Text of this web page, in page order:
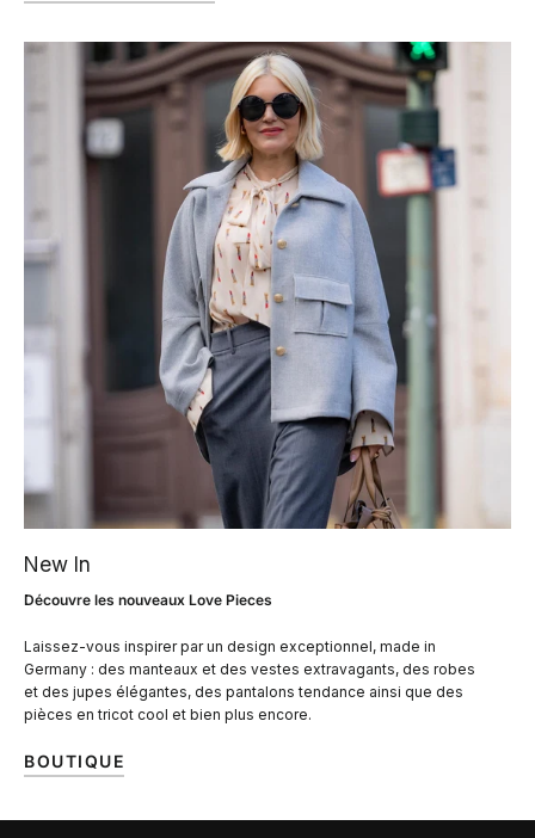
New In
Découvre les nouveaux Love Pieces
Laissez-vous inspirer par un design exceptionnel, made in
Germany : des manteaux et des vestes extravagants, des robes
et des jupes élégantes, des pantalons tendance ainsi que des
pièces en tricot cool et bien plus encore.
BOUTIQUE